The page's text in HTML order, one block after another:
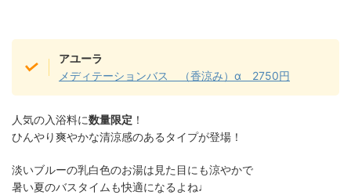
アユーラ
メディテーションバス （香涼み）α 2750円
人気の入浴料に数量限定 ！
ひんやり爽やかな清涼感のあるタイプが登場！
淡いブルーの乳白色のお湯は見た目にも涼やかで
暑い夏のバスタイムも快適になるよね♩